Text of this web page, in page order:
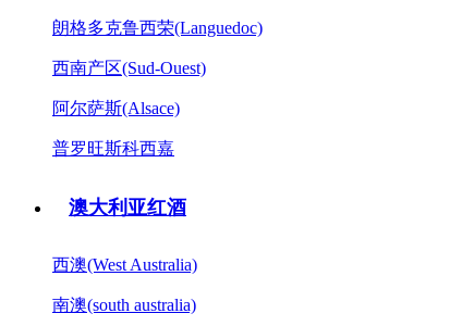
朗格多克鲁西荣(Languedoc)
西南产区(Sud-Ouest)
阿尔萨斯(Alsace)
普罗旺斯科西嘉
澳大利亚红酒
西澳(West Australia)
南澳(south australia)